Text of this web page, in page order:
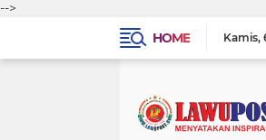
-->
HOME
Kamis